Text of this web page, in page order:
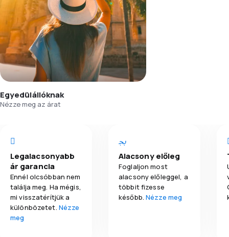
Egyedülállóknak
Nézze meg az árat
Legalacsonyabb
ár garancia
Ennél olcsóbban nem
találja meg. Ha mégis,
mi visszatérítjük a
különbözetet. Nézze
meg
Alacsony előleg
Foglaljon most
alacsony előleggel, a
többit fizesse
később.Nézze meg